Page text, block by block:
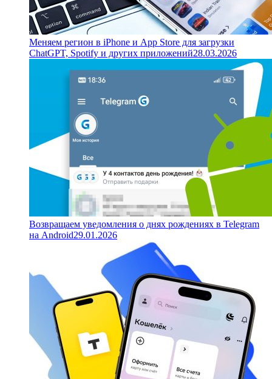
Меняем регион в iPhone и App Store для загрузки
ChatGPT, Spotify и других приложений28.03.2026
Возвращаем уведомления о днях рождениях в Telegram
на Android29.01.2026